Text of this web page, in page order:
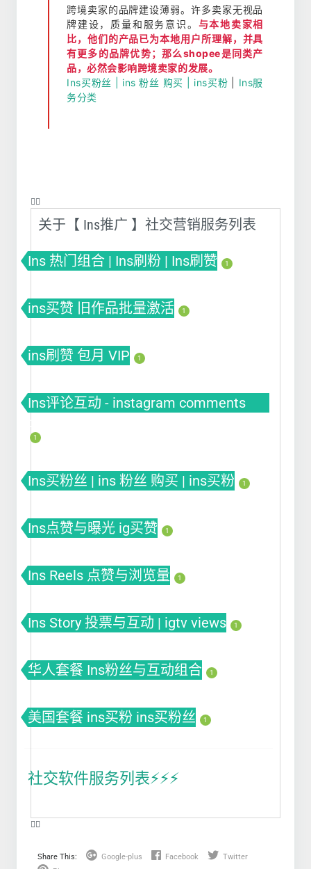
跨境卖家的品牌建设薄弱。许多卖家无视品
牌建设，质量和服务意识。 与本地卖家相
比，他们的产品已为本地用户所理解，并具
有更多的品牌优势；那么shopee是同类产
品，必然会影响跨境卖家的发展。
Ins买粉丝 | ins 粉丝 购买 | ins买粉
Ins服
务分类
❤️‍🔥
关于【 Ins推广 】社交营销服务列表
Ins 热门组合 | Ins刷粉 | Ins刷赞 1
ins买赞 旧作品批量激活 1
ins刷赞 包月 VIP 1
Ins评论互动 - instagram comments
buy
1
Ins买粉丝 | ins 粉丝 购买 | ins买粉 1
Ins点赞与曝光 ig买赞 1
Ins Reels 点赞与浏览量 1
Ins Story 投票与互动 | igtv views 1
华人套餐 Ins粉丝与互动组合 1
美国套餐 ins买粉 ins买粉丝 1
社交软件服务列表⚡️⚡️⚡️
❤️‍🔥
Share This: Google-plus Facebook
Twitter